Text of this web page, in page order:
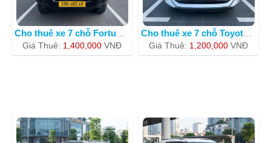
Giá Thuê: 1,400,000 VNÐ
Giá Thuê: 1,200,000 VNÐ